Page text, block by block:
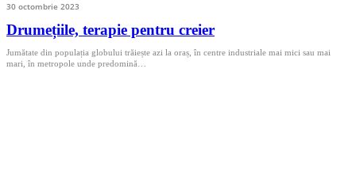
30 octombrie 2023
Drumețiile, terapie pentru creier
Jumătate din populația globului trăiește azi la oraș, în centre industriale mai mici sau mai
mari, în metropole unde predomină…